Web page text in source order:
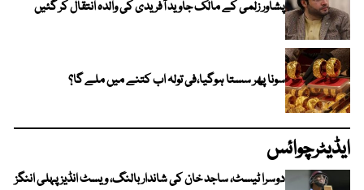
پشاور زلمی کے مالک جاوید آفریدی کی والدہ انتقال کر گئیں
سونا پھر سستا ہوگیا،فی تولہ اب کتنے میں ملے گا؟
ایڈیٹرچوائس
دوسرا ٹیسٹ، ساجد خان کی شاندار بالنگ، ویسٹ انڈیز پہلی اننگز